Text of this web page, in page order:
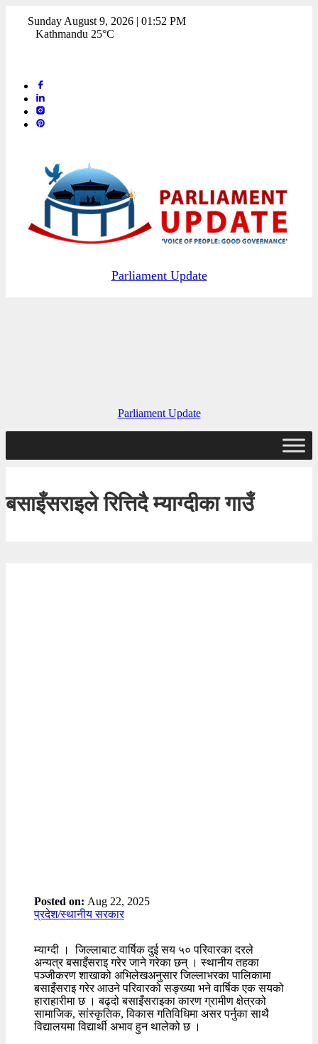
Sunday August 9, 2026 | 01:52 PM
Kathmandu 25°C
Parliament Update
Parliament Update
बसाइँसराइले रित्तिदै म्याग्दीका गाउँ
Posted on: Aug 22, 2025
प्रदेश/स्थानीय सरकार
म्याग्दी । जिल्लाबाट वार्षिक दुई सय ५० परिवारका दरले
अन्यत्र बसाइँसराइ गरेर जाने गरेका छन् । स्थानीय तहका
पञ्जीकरण शाखाको अभिलेखअनुसार जिल्लाभरका पालिकामा
बसाइँसराइ गरेर आउने परिवारको सङ्ख्या भने वार्षिक एक सयको
हाराहारीमा छ । बढ्दो बसाइँसराइका कारण ग्रामीण क्षेत्रको
सामाजिक, सांस्कृतिक, विकास गतिविधिमा असर पर्नुका साथै
विद्यालयमा विद्यार्थी अभाव हुन थालेको छ ।